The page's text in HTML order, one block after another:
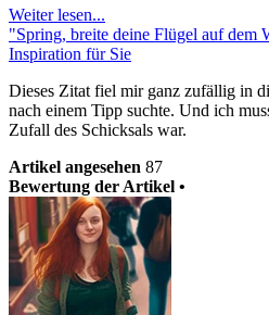
Weiter lesen...
"Spring, breite deine Flügel auf dem
Inspiration für Sie
Dieses Zitat fiel mir ganz zufällig in
nach einem Tipp suchte. Und ich
Zufall des Schicksals war.
Artikel angesehen 87
Bewertung der Artikel •